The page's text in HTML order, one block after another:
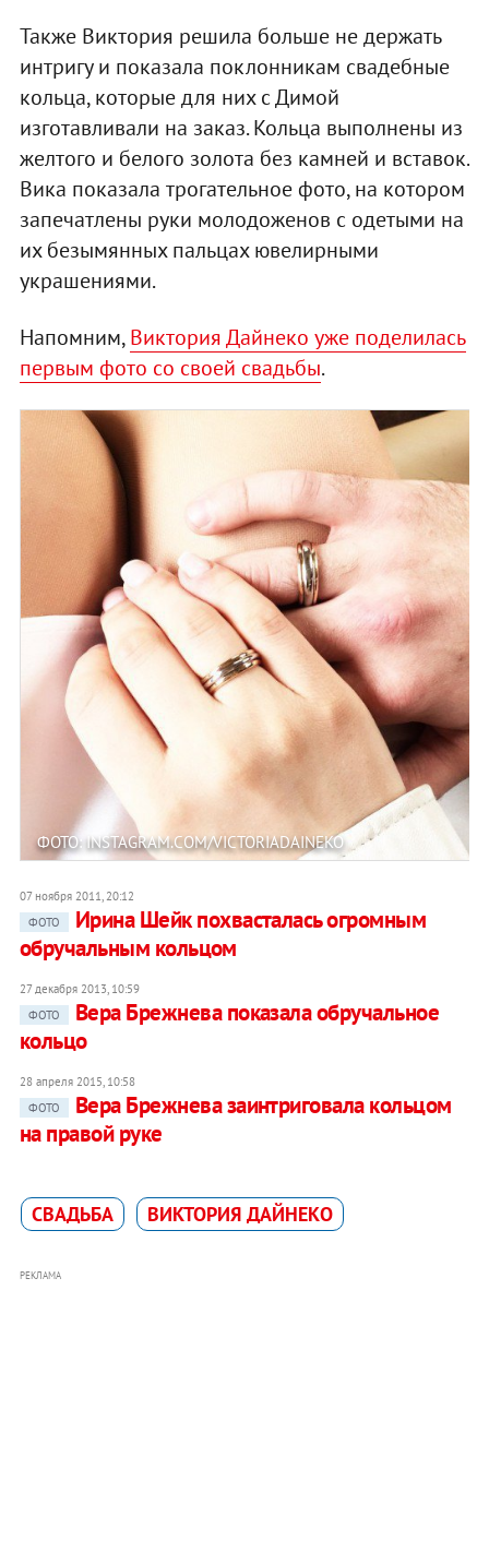
Также Виктория решила больше не держать
интригу и показала поклонникам свадебные
кольца, которые для них с Димой
изготавливали на заказ. Кольца выполнены из
желтого и белого золота без камней и вставок.
Вика показала трогательное фото, на котором
запечатлены руки молодоженов с одетыми на
их безымянных пальцах ювелирными
украшениями.
Напомним,Виктория Дайнеко уже поделилась
первым фото со своей свадьбы.
ФОТО: INSTAGRAM.COM/VICTORIADAINEKO
07 ноября 2011, 20:12
ФОТО
Ирина Шейк похвасталась огромным
обручальным кольцом
27 декабря 2013, 10:59
ФОТО
Вера Брежнева показала обручальное
кольцо
28 апреля 2015, 10:58
ФОТО
Вера Брежнева заинтриговала кольцом
на правой руке
СВАДЬБА ВИКТОРИЯ ДАЙНЕКО
РЕКЛАМА